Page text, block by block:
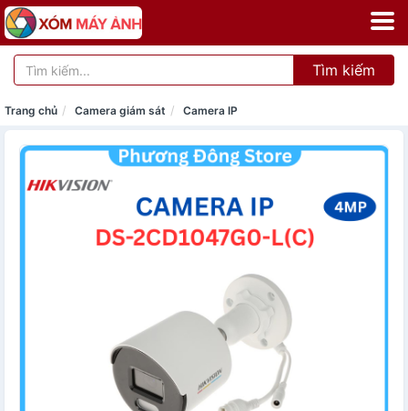
Tìm kiếm
Trang chủ Camera giám sát Camera IP